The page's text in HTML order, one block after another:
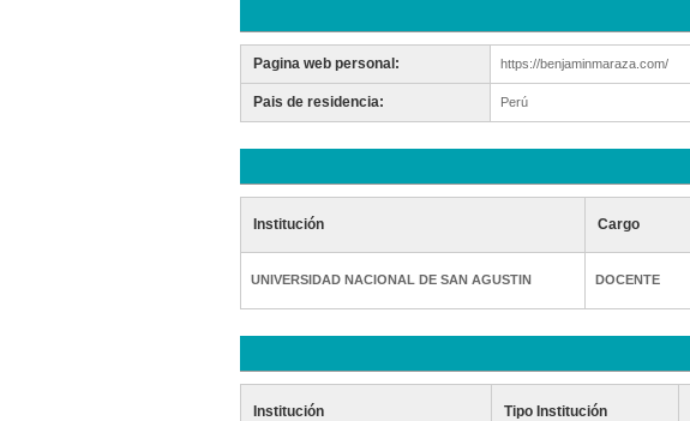
Pagina web personal: https://benjaminmaraza.com/
Pais de residencia: Perú
Institución Cargo
UNIVERSIDAD NACIONAL DE SAN AGUSTIN DOCENTE
Institución Tipo Institución